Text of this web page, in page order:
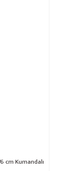
cm Kumandalı